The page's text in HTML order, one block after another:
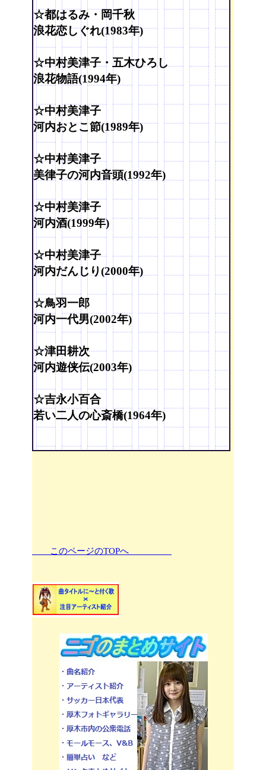
☆都はるみ・岡千秋
浪花恋しぐれ(1983年)
☆中村美津子・五木ひろし
浪花物語(1994年)
☆中村美津子
河内おとこ節(1989年)
☆中村美津子
美律子の河内音頭(1992年)
☆中村美津子
河内酒(1999年)
☆中村美津子
河内だんじり(2000年)
☆鳥羽一郎
河内一代男(2002年)
☆津田耕次
河内遊侠伝(2003年)
☆吉永小百合
若い二人の心斎橋(1964年)
このページのTOPへ